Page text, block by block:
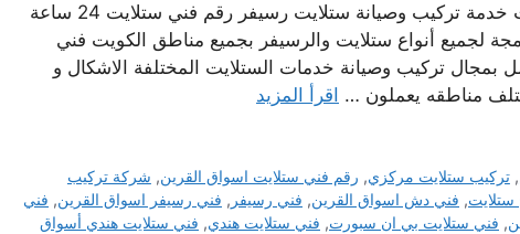
فني ستلايت هندي اسواق القرين بالكويت خدمة تركيب وصيانة ستلايت رسيفر رقم فني ستلايت 24 ساعة
لجميع أنواع ستلايت والرسيفر بجميع مناطق الكويت فني
بمجال تركيب وصيانة خدمات الستلايت المختلفة الاشكال و
مناطقه يعملون … اقرأ المزيد
,تركيب ستلايت مركزي, رقم فني ستلايت اسواق القرين, شركة تركيب
ستلايت, فني دش اسواق القرين, فني رسيفر , فني رسيفر اسواق القرين, فني
, فني ستلايت بي ان سبورت, فني ستلايت هندي, فني ستلايت هندي أسواق